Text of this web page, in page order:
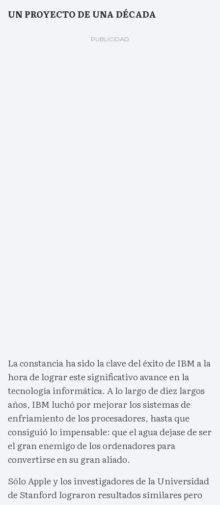
UN PROYECTO DE UNA DÉCADA
La constancia ha sido la clave del éxito de IBM a la
hora de lograr este significativo avance en la
tecnología informática. A lo largo de diez largos
años, IBM luchó por mejorar los sistemas de
enfriamiento de los procesadores, hasta que
consiguió lo impensable: que el agua dejase de ser
el gran enemigo de los ordenadores para
convertirse en su gran aliado.
Sólo Apple y los investigadores de la Universidad
de Stanford lograron resultados similares pero